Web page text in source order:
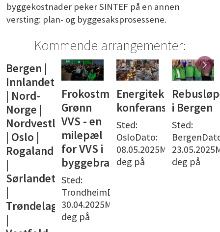
byggekostnader peker SINTEF på en annen
versting: plan- og byggesaksprosessene.
Kommende arrangementer:
Energiteknisk
konferanse
Sted:
OsloDato:
08.05.2025Meld
deg på
Rebusløpet
i Bergen
Sted:
BergenDato:
23.05.2025Meld
deg på
Båttur
med
NemiTek
Oslo
Sted:
OsloDato:
på
Sted: